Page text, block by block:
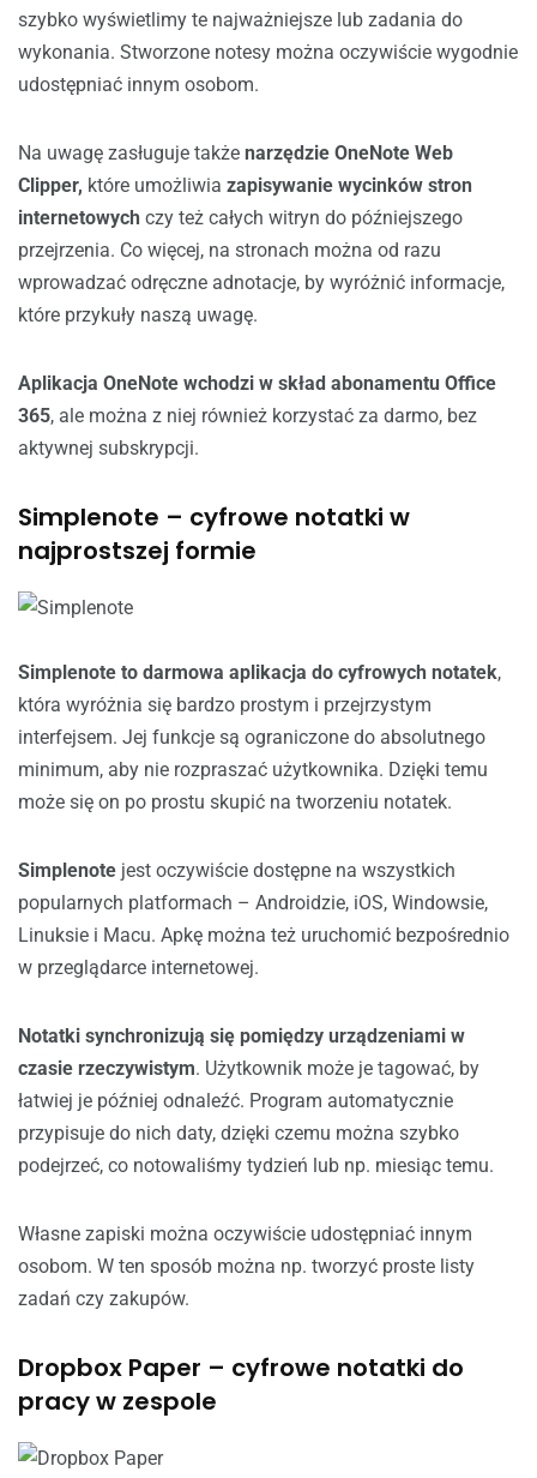
szybko wyświetlimy te najważniejsze lub zadania do
wykonania. Stworzone notesy można oczywiście wygodnie
udostępniać innym osobom.
Na uwagę zasługuje także narzędzie OneNote Web
Clipper, które umożliwia zapisywanie wycinków stron
internetowych czy też całych witryn do późniejszego
przejrzenia. Co więcej, na stronach można od razu
wprowadzać odręczne adnotacje, by wyróżnić informacje,
które przykuły naszą uwagę.
Aplikacja OneNote wchodzi w skład abonamentu Office
365, ale można z niej również korzystać za darmo, bez
aktywnej subskrypcji.
Simplenote – cyfrowe notatki w
najprostszej formie
Simplenote to darmowa aplikacja do cyfrowych notatek,
która wyróżnia się bardzo prostym i przejrzystym
interfejsem. Jej funkcje są ograniczone do absolutnego
minimum, aby nie rozpraszać użytkownika. Dzięki temu
może się on po prostu skupić na tworzeniu notatek.
Simplenote jest oczywiście dostępne na wszystkich
popularnych platformach – Androidzie, iOS, Windowsie,
Linuksie i Macu. Apkę można też uruchomić bezpośrednio
w przeglądarce internetowej.
Notatki synchronizują się pomiędzy urządzeniami w
czasie rzeczywistym. Użytkownik może je tagować, by
łatwiej je później odnaleźć. Program automatycznie
przypisuje do nich daty, dzięki czemu można szybko
podejrzeć, co notowaliśmy tydzień lub np. miesiąc temu.
Własne zapiski można oczywiście udostępniać innym
osobom. W ten sposób można np. tworzyć proste listy
zadań czy zakupów.
Dropbox Paper – cyfrowe notatki do
pracy w zespole